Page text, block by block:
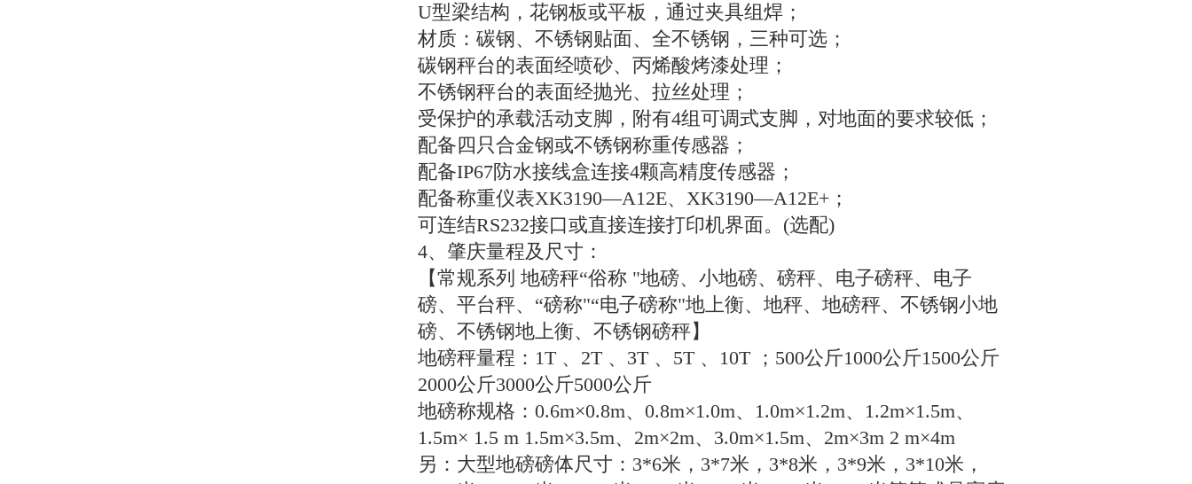
U型梁结构，花钢板或平板，通过夹具组焊；
材质：碳钢、不锈钢贴面、全不锈钢，三种可选；
碳钢秤台的表面经喷砂、丙烯酸烤漆处理；
不锈钢秤台的表面经抛光、拉丝处理；
受保护的承载活动支脚，附有4组可调式支脚，对地面的要求较低；
配备四只合金钢或不锈钢称重传感器；
配备IP67防水接线盒连接4颗高精度传感器；
配备称重仪表XK3190—A12E、 XK3190—A12E+ ；
可连结RS232接口或直接连接打印机界面。 (选配)
4、肇庆量程及尺寸：
【常规系列 地磅秤“俗称 "地磅、小地磅、磅秤、电子磅秤、电子
磅、平台秤、“磅称"“电子磅称"地上衡、地秤、地磅秤、不锈钢小地
磅、不锈钢地上衡、不锈钢磅秤】
地磅秤量程： 1T 、 2T 、 3T 、 5T 、 10T ； 500公斤1000公斤1500公斤
2000公斤3000公斤5000公斤
地磅称规格： 0.6m×0.8m、 0.8m×1.0m、 1.0m×1.2m、 1.2m×1.5m、
1.5m× 1.5 m 1.5m×3.5m、 2m×2m、 3.0m×1.5m、 2m×3m 2 m×4m
另：大型地磅磅体尺寸： 3*6米， 3*7米， 3*8米， 3*9米， 3*10米，